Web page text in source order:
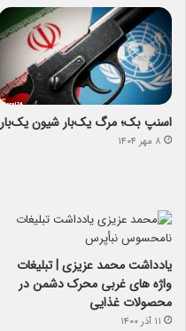
اسنپ ‌بک؛ مرگ یک‌بار شیون یک‌بار
۸ مهر ۱۴۰۴
یادداشت محمد عزیزی | تبلیغات
واژه های غربی محرک دشمن در
محصولات غذایی
۱۱ آذر ۱۴۰۰